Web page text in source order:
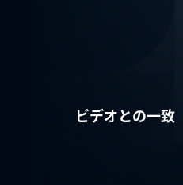
ビデオとの一致